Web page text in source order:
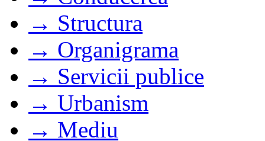
→ Structura
→ Organigrama
→ Servicii publice
→ Urbanism
→ Mediu